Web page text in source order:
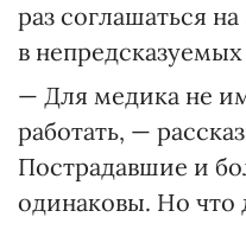
раз соглашаться
в непредсказуемых
— Для медика не
работать, —
Пострадавшие и
одинаковы. Но что